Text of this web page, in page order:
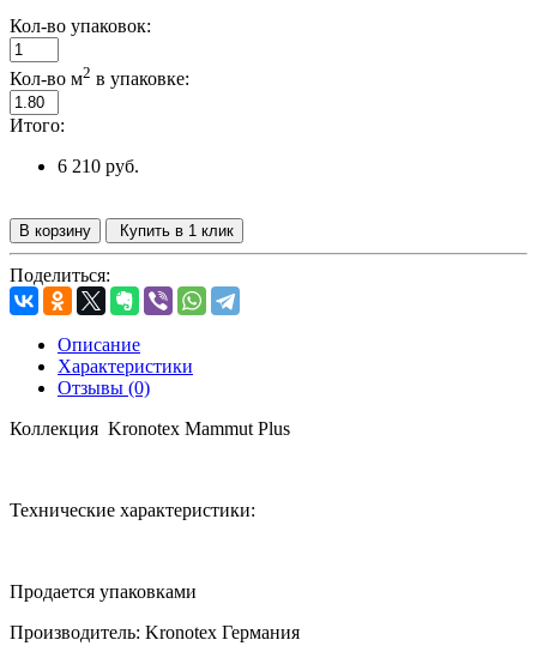
Кол-во упаковок:
Кол-во м2 в упаковке:
Итого:
6 210 руб.
В корзину Купить в 1 клик
Поделиться:
Описание
Характеристики
Отзывы (0)
Коллекция Kronotex Mammut Plus
Технические характеристики:
Продается упаковками
Производитель: Kronotex Германия